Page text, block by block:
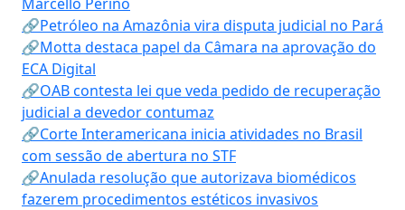
🔗Petróleo na Amazônia vira disputa judicial no Pará
🔗Motta destaca papel da Câmara na aprovação do
ECA Digital
🔗OAB contesta lei que veda pedido de recuperação
judicial a devedor contumaz
🔗Corte Interamericana inicia atividades no Brasil
com sessão de abertura no STF
🔗Anulada resolução que autorizava biomédicos
fazerem procedimentos estéticos invasivos